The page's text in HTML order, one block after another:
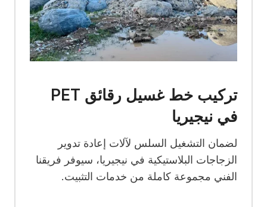
تركيب خط غسيل رقائق PET
في نيجيريا
لضمان التشغيل السلس لآلات إعادة تدوير
الزجاجات البلاستيكية في نيجيريا، سيوفر فريقنا
الفني مجموعة كاملة من خدمات التثبيت.